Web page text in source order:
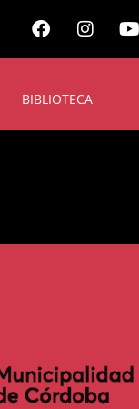
BIBLIOTECA